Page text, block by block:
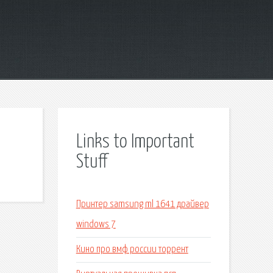
Links to Important
Stuff
Принтер samsung ml 1641 драйвер
windows 7
Кино про вмф россии торрент